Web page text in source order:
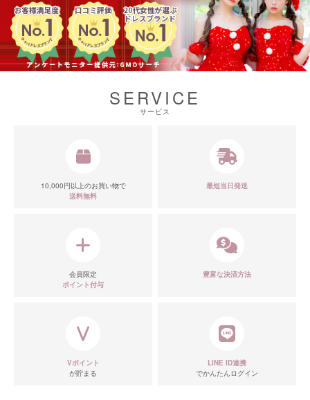
SERVICE
サービス
10,000円以上のお買い物で
送料無料
最短当日発送
会員限定
ポイント付与
豊富な決済方法
Vポイント
が貯まる
LINE ID連携
でかんたんログイン